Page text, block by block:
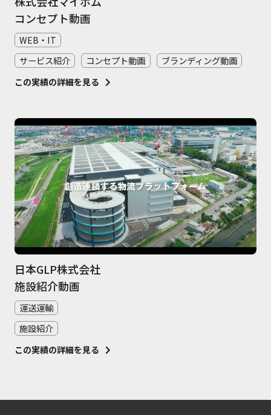
コンセプト動画
WEB・IT
サービス紹介
コンセプト動画 ブランディング動画
この実績の詳細を見る
日本GLP株式会社
施設紹介動画
運送運輸
施設紹介
この実績の詳細を見る